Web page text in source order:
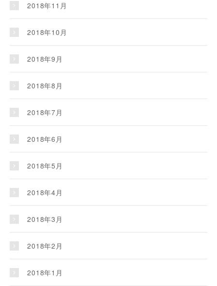
2018年11月
2018年10月
2018年9月
2018年8月
2018年7月
2018年6月
2018年5月
2018年4月
2018年3月
2018年2月
2018年1月